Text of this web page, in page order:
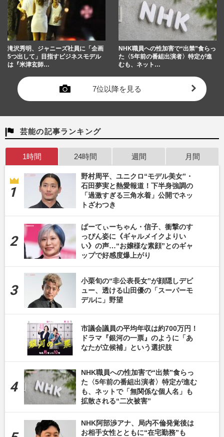
滝沢秀明、ジャニーズ社員に「企画
5つ出して」目指すビジネスモデル
は『米津玄師…
NHK職員への性加害で“出禁”食らっ
た〈5年前の番組出演者〉特定が進
むも、ネット…
7位以降を見る
芸能の記事ランキング
1時間 24時間 週間 月間
野村周平、ユニクロ“モデル美女”・
石田夢実と熱愛報道！下半身強調の
「過激すぎる三角水着」公開でネッ
トざわつき
ぱーてぃーちゃん・信子、衝撃のす
っぴん姿に《ギャルメイクよりい
い》の声…“お嬢様な素顔”とのギャ
ップで好感度爆上がり
小栗旬の“非公表長女”が顔隠しデビ
ュー、透ける山田優の「スーパーモ
デルに」野望
市議会議員の平均年収は約700万円！
ドラマ『銀河の一票』のように「あ
なたが立候補」という選択肢
NHK職員への性加害で“出禁”食らっ
た〈5年前の番組出演者〉特定が進む
も、ネットで「無関係な個人名」も
拡散される“二次被害”
NHK阿部渉アナ、局内不倫発覚後は
お相手女性とともに“在宅勤務”も